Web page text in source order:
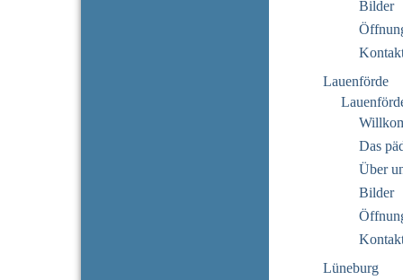
Bilder
Lauenförde
Das
Über
Bilder
Lüneburg